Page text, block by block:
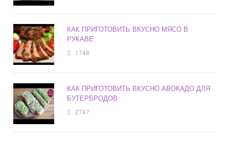
КАК ПРИГОТОВИТЬ ВКУСНО МЯСО В
РУКАВЕ
1748
КАК ПРИГОТОВИТЬ ВКУСНО АВОКАДО ДЛЯ
БУТЕРБРОДОВ
2747